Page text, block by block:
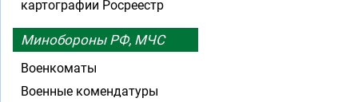
картографии Росреестр
Минобороны РФ, МЧС
Военкоматы
Военные комендатуры